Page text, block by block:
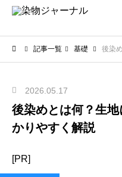
記事一覧 基礎 後染め
2026.05.17
後染めとは何？生
かりやすく解説
[PR]